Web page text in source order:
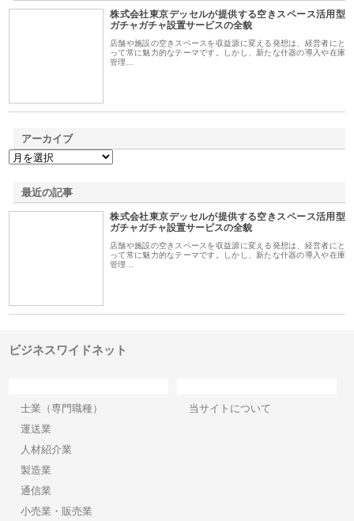
株式会社東京デッセルが提供する空きスペース活用型
ガチャガチャ設置サービスの全貌
店舗や施設の空きスペースを収益源に変える発想は、経営者にと
って常に魅力的なテーマです。しかし、新たな什器の導入や在庫
管理…
アーカイブ
最近の記事
株式会社東京デッセルが提供する空きスペース活用型
ガチャガチャ設置サービスの全貌
店舗や施設の空きスペースを収益源に変える発想は、経営者にと
って常に魅力的なテーマです。しかし、新たな什器の導入や在庫
管理…
ビジネスワイドネット
士業（専門職種）
運送業
人材紹介業
製造業
通信業
小売業・販売業
当サイトについて